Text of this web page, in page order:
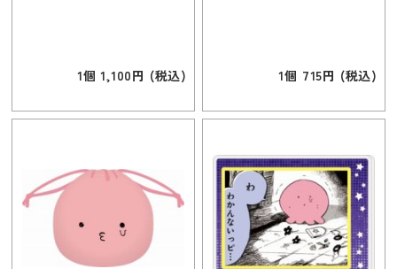
1個 1,100円 (税込) 1個 715円 (税込)